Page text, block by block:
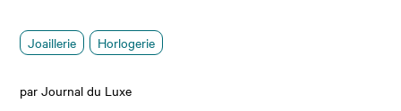
Joaillerie Horlogerie
par Journal du Luxe